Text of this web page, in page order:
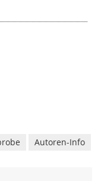
Autoren-Info